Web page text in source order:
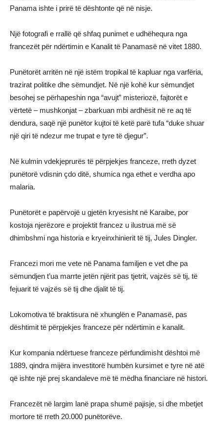
Panama ishte i prirë të dështonte që në nisje.
Një fotografi e rrallë që shfaq punimet e udhëhequra nga
francezët për ndërtimin e Kanalit të Panamasë në vitet 1880.
Punëtorët arritën në një istëm tropikal të kapluar nga varfëria,
trazirat politike dhe sëmundjet. Në një kohë kur sëmundjet
besohej se përhapeshin nga “avujt” misteriozë, fajtorët e
vërtetë – mushkonjat – zbarkuan mbi ardhësit në re aq të
dendura, saqë një punëtor kujtoi të ketë parë tufa “duke shuar
një qiri të ndezur me trupat e tyre të djegur”.
Në kulmin vdekjeprurës të përpjekjes franceze, rreth dyzet
punëtorë vdisnin çdo ditë, shumica nga ethet e verdha apo
malaria.
Punëtorët e papërvojë u gjetën kryesisht në Karaibe, por
kostoja njerëzore e projektit francez u ilustrua më së
dhimbshmi nga historia e kryeinxhinierit të tij, Jules Dingler.
Francezi mori me vete në Panama familjen e vet dhe pa
sëmundjen t’ua marrte jetën njërit pas tjetrit, vajzës së tij, të
fejuarit të vajzës së tij dhe djalit të tij.
Lokomotiva të braktisura në xhunglën e Panamasë, pas
dështimit të përpjekjes franceze për ndërtimin e kanalit.
Kur kompania ndërtuese franceze përfundimisht dështoi më
1889, qindra mijëra investitorë humbën kursimet e tyre në atë
që ishte një prej skandaleve më të mëdha financiare në histori.
Francezët në largim lanë prapa shumë pajisje, si dhe mbetjet
mortore të rreth 20.000 punëtorëve.